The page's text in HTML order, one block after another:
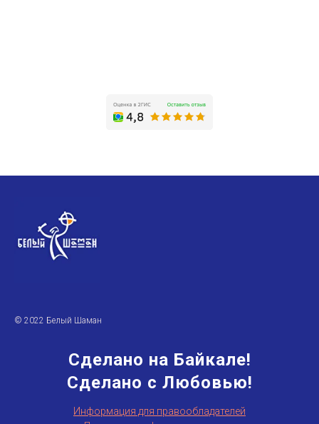
© 2022 Белый Шаман
Сделано на Байкале!
Сделано с Любовью!
Информация для правообладателей